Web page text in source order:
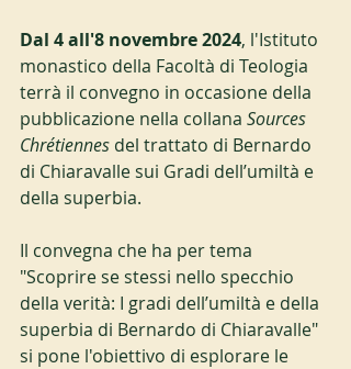
Dal 4 all'8 novembre 2024, l'Istituto
monastico della Facoltà di Teologia
terrà il convegno in occasione della
pubblicazione nella collana Sources
Chrétiennes del trattato di Bernardo
di Chiaravalle sui Gradi dell’umiltà e
della superbia.
Il convegna che ha per tema
"Scoprire se stessi nello specchio
della verità: I gradi dell’umiltà e della
superbia di Bernardo di Chiaravalle"
si pone l'obiettivo di esplorare le